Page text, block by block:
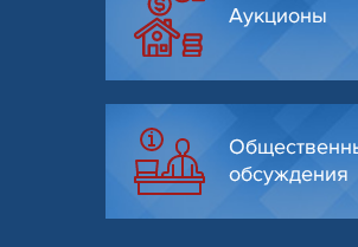
Аукционы
обсуждения